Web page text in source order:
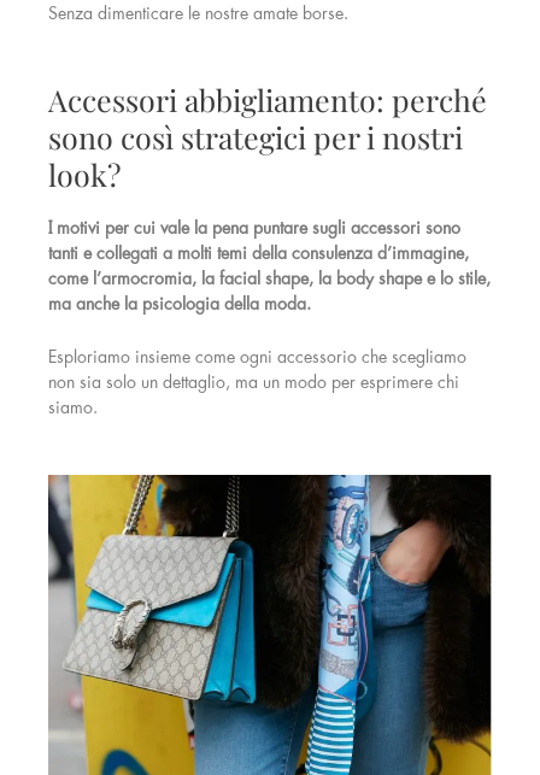
Senza dimenticare le nostre amate borse.
Accessori abbigliamento: perché
sono così strategici per i nostri
look?
I motivi per cui vale la pena puntare sugli accessori sono
tanti e collegati a molti temi della consulenza d’immagine,
come l’armocromia, la facial shape, la body shape e lo stile,
ma anche la psicologia della moda.
Esploriamo insieme come ogni accessorio che scegliamo
non sia solo un dettaglio, ma un modo per esprimere chi
siamo.